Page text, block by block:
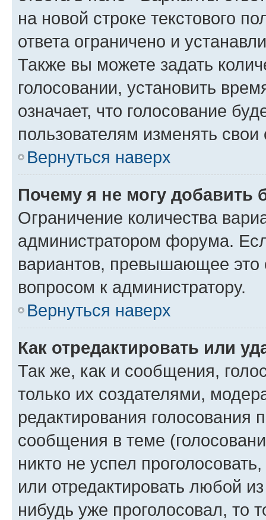
на новой строке текстового
ответа ограничено и
Также вы можете задать
голосовании, установить
означает, что голосование
пользователям изменять свои
Вернуться наверх
Почему я не могу добавить
Ограничение количества
администратором форума.
вариантов, превышающее это
вопросом к администратору.
Вернуться наверх
Как отредактировать или
Так же, как и сообщения,
только их создателями,
редактирования голосования
сообщения в теме
никто не успел
или отредактировать любой
нибудь уже проголосовал, то